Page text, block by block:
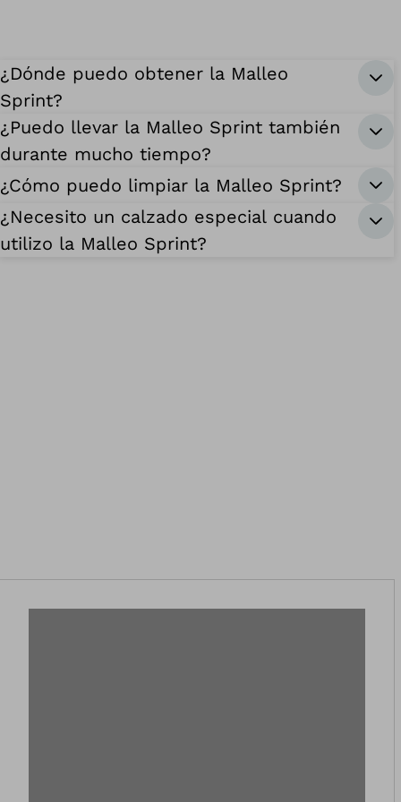
¿Dónde puedo obtener la Malleo
Sprint?
¿Puedo llevar la Malleo Sprint también
durante mucho tiempo?
¿Cómo puedo limpiar la Malleo Sprint?
¿Necesito un calzado especial cuando
utilizo la Malleo Sprint?